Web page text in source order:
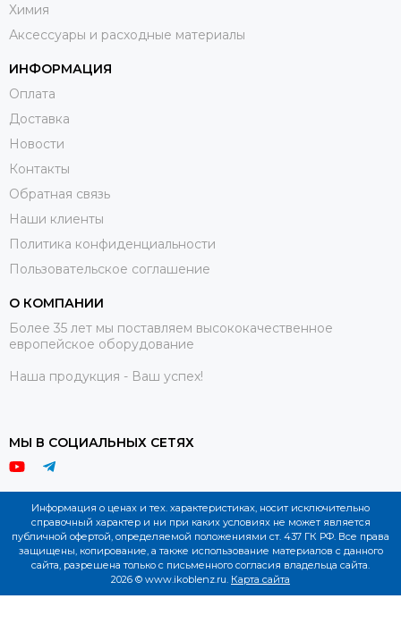
Химия
Аксессуары и расходные материалы
ИНФОРМАЦИЯ
Оплата
Доставка
Новости
Контакты
Обратная связь
Наши клиенты
Политика конфиденциальности
Пользовательское соглашение
О КОМПАНИИ
Более 35 лет мы поставляем высококачественное
европейское оборудование
Наша продукция - Ваш успех!
МЫ В СОЦИАЛЬНЫХ СЕТЯХ
Информация о ценах и тех. характеристиках, носит исключительно
справочный характер и ни при каких условиях не может является
публичной офертой, определяемой положениями ст. 437 ГК РФ. Все права
защищены, копирование, а также использование материалов с данного
сайта, разрешена только с письменного согласия владельца сайта.
2026 © www.ikoblenz.ru. Карта сайта